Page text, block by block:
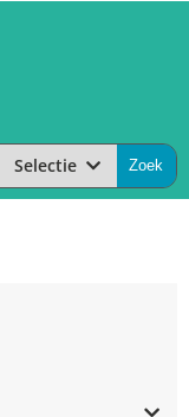
Selectie